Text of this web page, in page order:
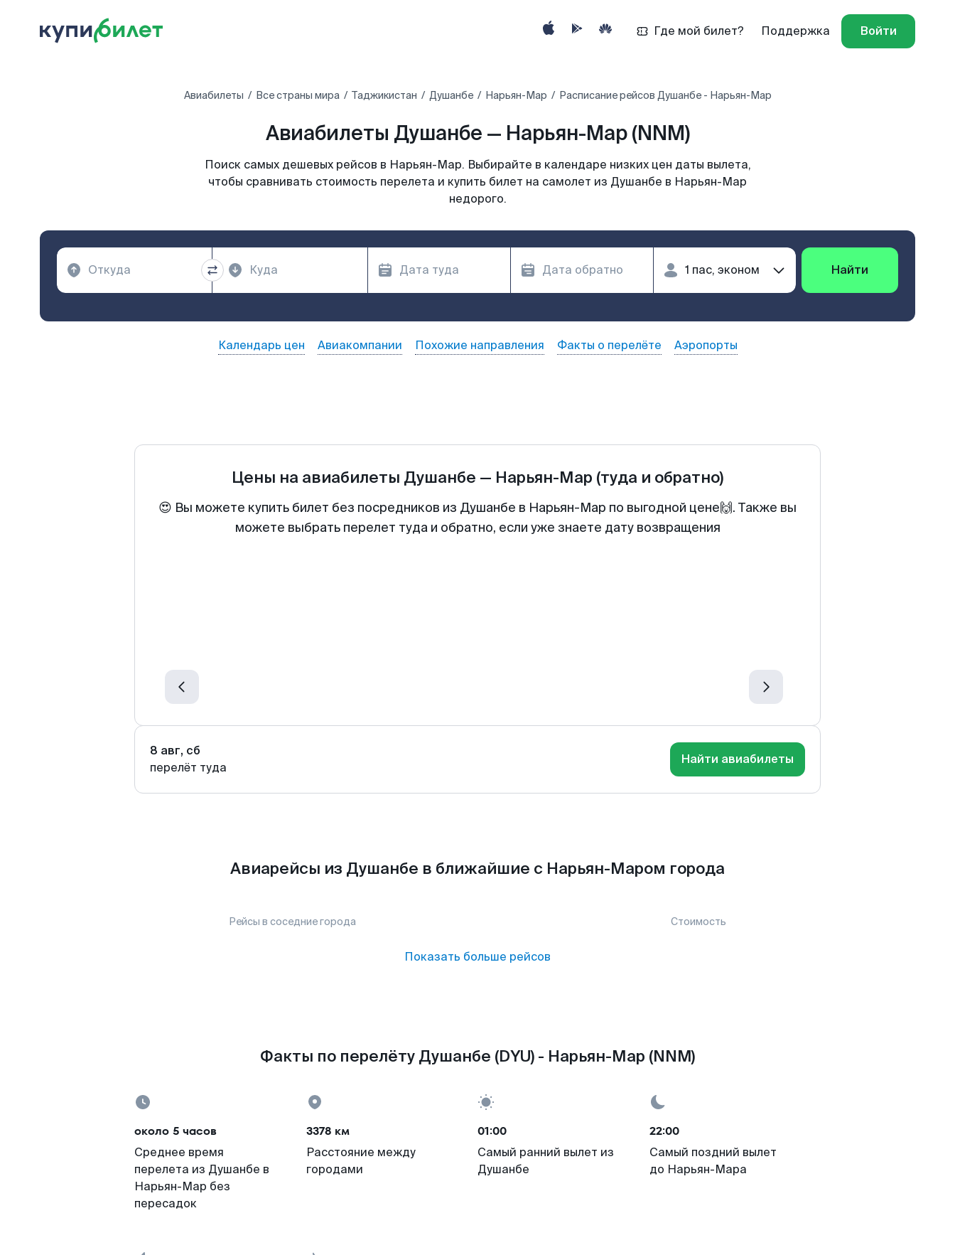
Где мой билет? Поддержка Войти
Авиабилеты Все страны мира Таджикистан Душанбе Нарьян-Мар Расписание рейсов Душанбе - Нарьян-Мар
Авиабилеты Душанбе — Нарьян-Мар (NNM)
Поиск самых дешевых рейсов в Нарьян-Мар. Выбирайте в календаре низких цен даты вылета,
чтобы сравнивать стоимость перелета и купить билет на самолет из Душанбе в Нарьян-Мар
недорого.
Найти
Календарь цен Авиакомпании Похожие направления Факты о перелёте Аэропорты
Цены на авиабилеты Душанбе — Нарьян-Мар (туда и обратно)
😍 Вы можете купить билет без посредников из Душанбе в Нарьян-Мар по выгодной цене🙌. Также вы
можете выбрать перелет туда и обратно, если уже знаете дату возвращения
8 авг, сб
перелёт туда
Найти авиабилеты
Авиарейсы из Душанбе в ближайшие с Нарьян-Маром города
Рейсы в соседние города Стоимость
Показать больше рейсов
Факты по перелёту Душанбе (DYU) - Нарьян-Мар (NNM)
около 5 часов
Среднее время
перелета из Душанбе в
Нарьян-Мар без
пересадок
3378 км
Расстояние между
городами
01:00
Самый ранний вылет из
Душанбе
22:00
Самый поздний вылет
до Нарьян-Мара